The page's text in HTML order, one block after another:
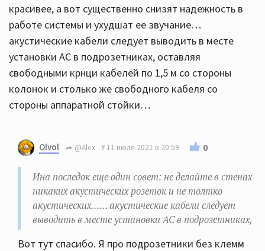
красивее, а вот существенно снизят надежность в
работе системы и ухудшат ее звучание…
акустические кабели следует выводить в месте
установки АС в подрозетниках, оставляя
свободными крнци кабелей по 1,5 м со стороны
колонок и столько же свободного кабеля со
стороны аппаратной стойки…
Olvol @Alex 11 июля 2021 в 20:59 0
Ина последок еще один совет: не делайте в стенах
никаких акустических розеток и не толтко
акустических…… акустические кабели следует
выводить в месте установки АС в подрозетниках,
Вот тут спасибо. Я про подрозетники без клемм